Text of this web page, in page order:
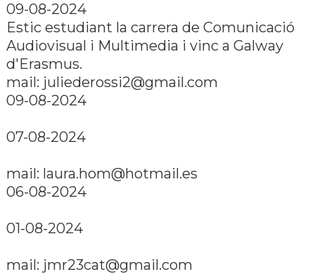
09-08-2024
Estic estudiant la carrera de Comunicació
Audiovisual i Multimedia i vinc a Galway
d'Erasmus.
mail: juliederossi2@gmail.com
09-08-2024
07-08-2024
mail: laura.hom@hotmail.es
06-08-2024
01-08-2024
mail: jmr23cat@gmail.com